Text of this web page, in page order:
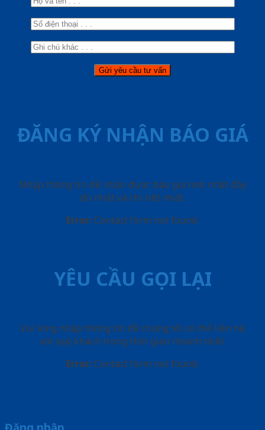
ĐĂNG KÝ NHẬN BÁO GIÁ
Nhập thông tin để nhận được báo giá mới nhât đầy
đủ nhất và chi tiết nhất.
Error: Contact form not found.
YÊU CẦU GỌI LẠI
Vui lòng nhập thông tin để chúng tôi có thể liên hệ
với quý khách trong thời gian nhanh nhất.
Error: Contact form not found.